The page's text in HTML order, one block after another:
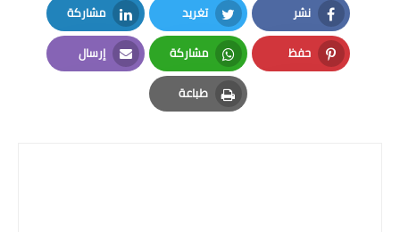
المرحلة الاعدادية
دروس
المرحلة الابتدائية
نشر
Facebook
تغريد
Twitter
مشاركة
LinkedIn
حفظ
Pinterest
مشاركة
Whatsapp
إرسال
Email
طباعة
Print